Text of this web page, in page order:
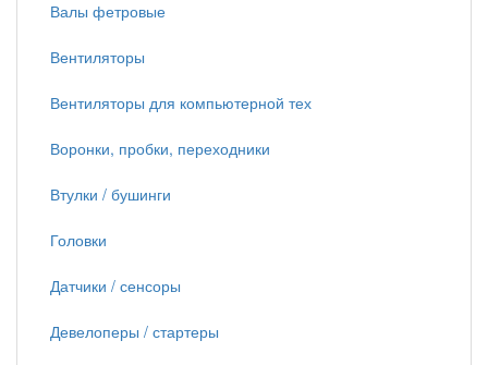
Валы фетровые
Вентиляторы
Вентиляторы для компьютерной тех
Воронки, пробки, переходники
Втулки / бушинги
Головки
Датчики / сенсоры
Девелоперы / стартеры